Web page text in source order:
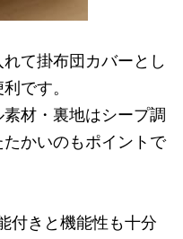
て掛布団カバーとし
です。
材・裏地はシープ調
かいのもポイントで
付きと機能性も十分